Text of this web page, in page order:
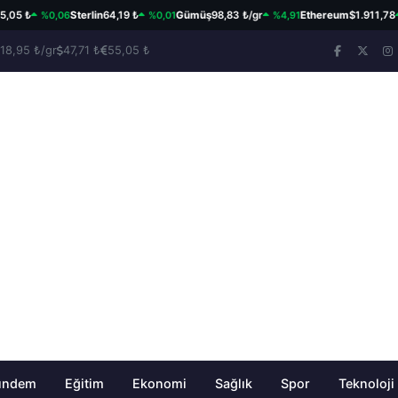
%0,06Sterlin64,19 ₺ %0,01Gümüş98,83 ₺/gr %4,91Ethereum$1.911,78
₺/gr 47,71 ₺ 55,05 ₺
Eğitim Ekonomi Sağlık Spor Teknoloji